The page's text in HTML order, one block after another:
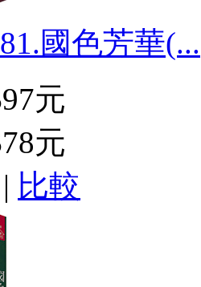
國色芳華(...
元
元
| 比較